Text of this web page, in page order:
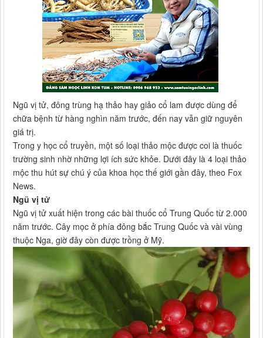
Ngũ vị tử, đông trùng hạ thảo hay giảo cổ lam được dùng để
chữa bệnh từ hàng nghìn năm trước, đến nay vẫn giữ nguyên
giá trị.
Trong y học cổ truyền, một số loại thảo mộc được coi là thuốc
trường sinh nhờ những lợi ích sức khỏe. Dưới đây là 4 loại thảo
mộc thu hút sự chú ý của khoa học thế giới gần đây, theo Fox
News.
Ngũ vị tử
Ngũ vị tử xuất hiện trong các bài thuốc cổ Trung Quốc từ 2.000
năm trước. Cây mọc ở phía đông bắc Trung Quốc và vài vùng
thuộc Nga, giờ đây còn được trồng ở Mỹ.